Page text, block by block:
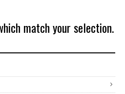
match your selection.